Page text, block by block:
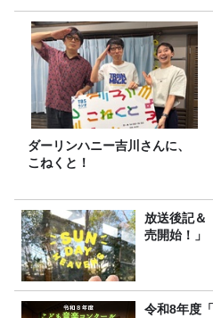
ダーリンハニー吉川さんに、
こねくと！
放送後記＆
売開始！」
令和8年度